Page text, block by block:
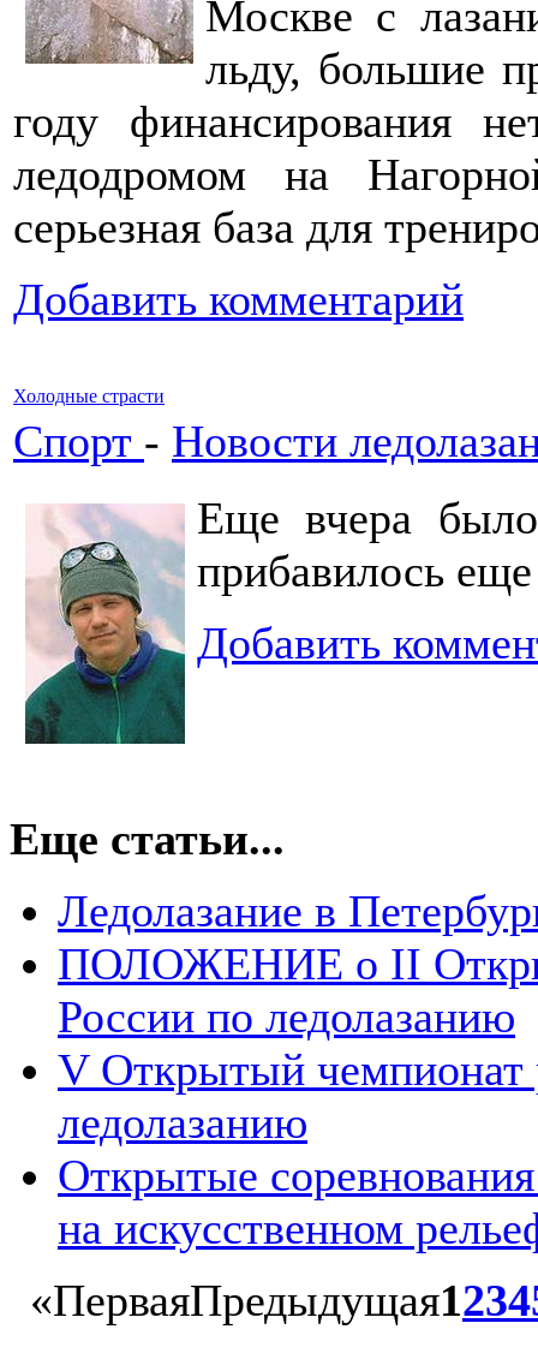
Москве с
льду, большие
году финансирования
ледодромом на
серьезная база для
Добавить комментарий
Холодные страсти
Спорт - Новости
Еще вчера
прибавилось
Добавить
Еще статьи...
Ледолазание в
ПОЛОЖЕНИЕ о II
России по ледолазанию
V Открытый чемпионат
ледолазанию
Открытые
на искусственном
«ПерваяПредыдущая1234